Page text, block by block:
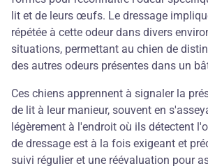
lit et de leurs œufs. Le dressage
répétée à cette odeur dans divers
situations, permettant au chien de
des autres odeurs présentes dans un
Ces chiens apprennent à signaler la
de lit à leur manieur, souvent en
légèrement à l'endroit où ils détectent
de dressage est à la fois exigeant et
suivi régulier et une réévaluation pour